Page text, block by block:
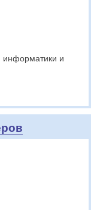
информатики и